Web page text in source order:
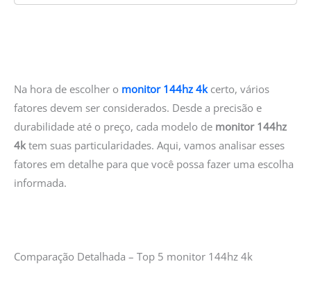
Na hora de escolher o monitor 144hz 4kcerto, vários
fatores devem ser considerados. Desde a precisão e
durabilidade até o preço, cada modelo de monitor 144hz
4ktem suas particularidades. Aqui, vamos analisar esses
fatores em detalhe para que você possa fazer uma escolha
informada.
Comparação Detalhada – Top 5 monitor 144hz 4k